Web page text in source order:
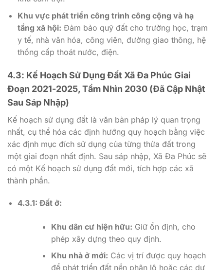
Khu vực phát triển công trình công cộng và hạ
tầng xã hội: Đảm bảo quỹ đất cho trường học, trạm
y tế, nhà văn hóa, công viên, đường giao thông, hệ
thống cấp thoát nước, điện.
4.3: Kế Hoạch Sử Dụng Đất Xã Đa Phúc Giai
Đoạn 2021-2025, Tầm Nhìn 2030 (Đã Cập Nhật
Sau Sáp Nhập)
Kế hoạch sử dụng đất là văn bản pháp lý quan trọng
nhất, cụ thể hóa các định hướng quy hoạch bằng việc
xác định mục đích sử dụng của từng thửa đất trong
một giai đoạn nhất định. Sau sáp nhập, Xã Đa Phúc sẽ
có một Kế hoạch sử dụng đất mới, tích hợp các xã
thành phần.
4.3.1: Đất ở:
Khu dân cư hiện hữu: Giữ ổn định, cho
phép xây dựng theo quy định.
Khu nhà ở mới: Các vị trí được quy hoạch
để phát triển đất nền phân lô hoặc các dự